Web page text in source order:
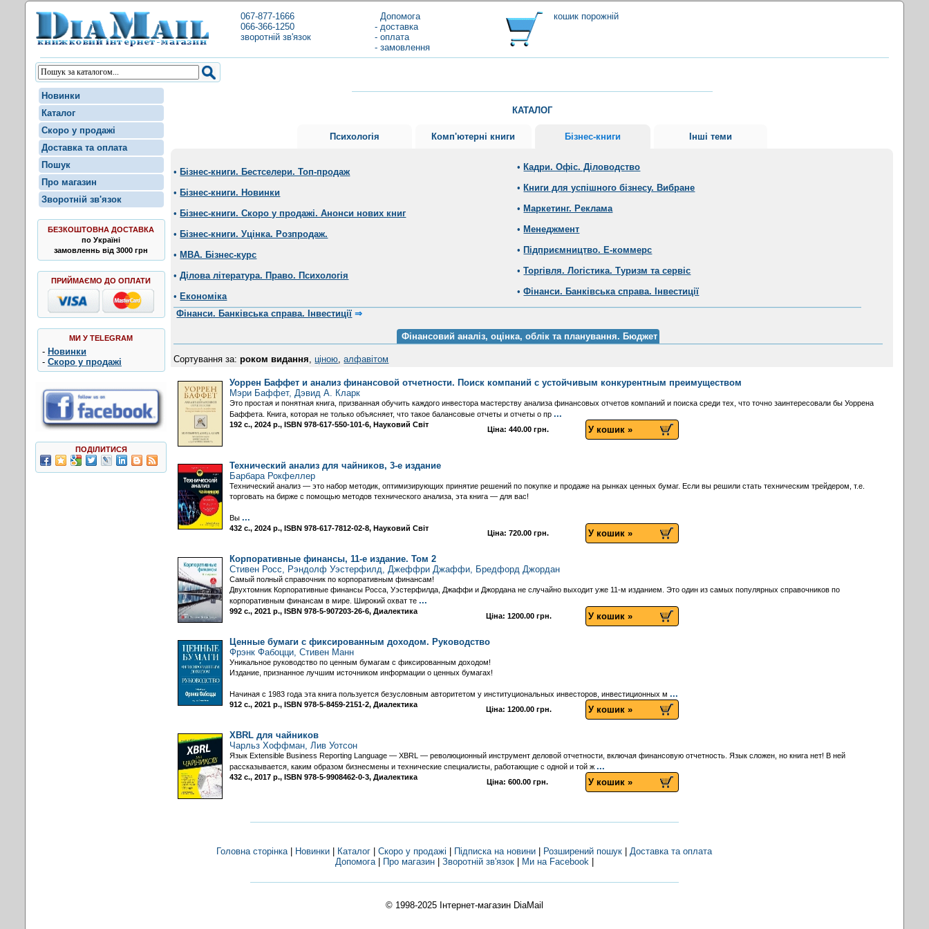
067-877-1666
066-366-1250
зворотній зв'язок
Допомога
- доставка
- оплата
- замовлення
кошик порожній
Новинки
Каталог
Скоро у продажі
Доставка та оплата
Пошук
Про магазин
Зворотній зв'язок
БЕЗКОШТОВНА ДОСТАВКА
по Україні
замовленнь від 3000 грн
ПРИЙМАЄМО ДО ОПЛАТИ
МИ У TELEGRAM
- Новинки
- Скоро у продажі
ПОДІЛИТИСЯ
КАТАЛОГ
Психологія Комп'ютерні книги Бізнес-книги Інші теми
• Бізнес-книги. Бестселери. Топ-продаж
• Бізнес-книги. Новинки
• Бізнес-книги. Скоро у продажі. Анонси нових книг
• Бізнес-книги. Уцінка. Розпродаж.
• MBA. Бізнес-курс
• Ділова література. Право. Психологія
• Економіка
• Кадри. Офіс. Діловодство
• Книги для успішного бізнесу. Вибране
• Маркетинг. Реклама
• Менеджмент
• Підприємництво. Е-коммерс
• Торгівля. Логістика. Туризм та сервіс
• Фінанси. Банківська справа. Інвестиції
Фінанси. Банківська справа. Інвестиції ⇒
Фінансовий аналіз, оцінка, облік та планування. Бюджет
Сортування за:роком видання, ціною,алфавітом
Уоррен Баффет и анализ финансовой отчетности. Поиск компаний с устойчивым конкурентным преимуществом
Мэри Баффет, Дэвид А. Кларк
Это простая и понятная книга, призванная обучить каждого инвестора мастерству анализа финансовых отчетов компаний и поиска среди тех, что точно заинтересовали бы Уоррена
Баффета. Книга, которая не только объясняет, что такое балансовые отчеты и отчеты о пр...
192 с., 2024 р., ISBN 978-617-550-101-6, Науковий Світ
Ціна: 440.00 грн. У кошик »
Технический анализ для чайников, 3-е издание
Барбара Рокфеллер
Технический анализ — это набор методик, оптимизирующих принятие решений по покупке и продаже на рынках ценных бумаг. Если вы решили стать техническим трейдером, т.е.
торговать на бирже с помощью методов технического анализа, эта книга — для вас!
Вы...
432 с., 2024 р., ISBN 978-617-7812-02-8, Науковий Світ
Ціна: 720.00 грн. У кошик »
Корпоративные финансы, 11-е издание. Том 2
Стивен Росс, Рэндолф Уэстерфилд, Джеффри Джаффи, Бредфорд Джордан
Самый полный справочник по корпоративным финансам!
Двухтомник Корпоративные финансы Росса, Уэстерфилда, Джаффи и Джордана не случайно выходит уже 11-м изданием. Это один из самых популярных справочников по
корпоративным финансам в мире. Широкий охват те...
992 с., 2021 р., ISBN 978-5-907203-26-6, Диалектика
Ціна: 1200.00 грн. У кошик »
Ценные бумаги с фиксированным доходом. Руководство
Фрэнк Фабоцци, Стивен Манн
Уникальное руководство по ценным бумагам с фиксированным доходом!
Издание, признанное лучшим источником информации о ценных бумагах!
Начиная с 1983 года эта книга пользуется безусловным авторитетом у институциональных инвесторов, инвестиционных м...
912 с., 2021 р., ISBN 978-5-8459-2151-2, Диалектика
Ціна: 1200.00 грн. У кошик »
XBRL для чайников
Чарльз Хоффман, Лив Уотсон
Язык Extensible Business Reporting Language — XBRL — революционный инструмент деловой отчетности, включая финансовую отчетность. Язык сложен, но книга нет! В ней
рассказывается, каким образом бизнесмены и технические специалисты, работающие с одной и той ж...
432 с., 2017 р., ISBN 978-5-9908462-0-3, Диалектика
Ціна: 600.00 грн. У кошик »
Головна сторінка| Новинки Каталог |Скоро у продажі Підписка на новини Розширений пошук |Доставка та оплата
Допомога| Про магазин Зворотній зв'язок| Ми на Facebook|
© 1998-2025 Інтернет-магазин DiaMail